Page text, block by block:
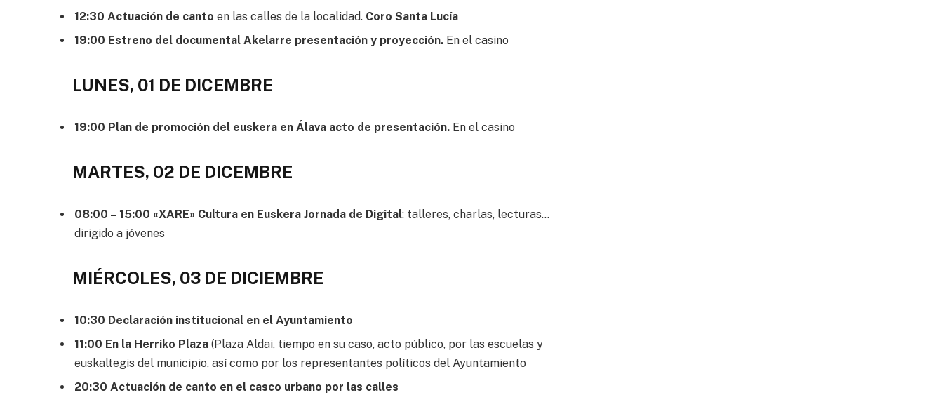
12:30 Actuación de canto en las calles de la localidad. Coro Santa Lucía
19:00 Estreno del documental Akelarre presentación y proyección. En el casino
LUNES, 01 DE DICEMBRE
19:00 Plan de promoción del euskera en Álava acto de presentación. En el casino
MARTES, 02 DE DICEMBRE
08:00 – 15:00 «XARE» Cultura en Euskera Jornada de Digital: talleres, charlas, lecturas…
dirigido a jóvenes
MIÉRCOLES, 03 DE DICIEMBRE
10:30 Declaración institucional en el Ayuntamiento
11:00 En la Herriko Plaza (Plaza Aldai, tiempo en su caso, acto público, por las escuelas y
euskaltegis del municipio, así como por los representantes políticos del Ayuntamiento
20:30 Actuación de canto en el casco urbano por las calles